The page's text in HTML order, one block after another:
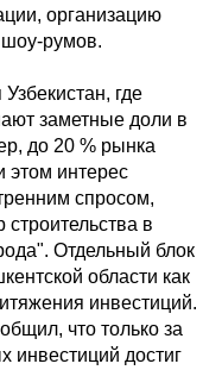
организацию
шоу-румов.
где
заметные доли в
до 20 % рынка
этом интерес
спросом,
в
Отдельный блок
области как
инвестиций.
что только за
инвестиций достиг